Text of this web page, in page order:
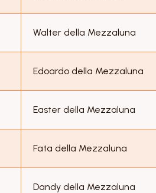
Walter della Mezzaluna
Edoardo della Mezzaluna
Easter della Mezzaluna
Fata della Mezzaluna
Dandy della Mezzaluna